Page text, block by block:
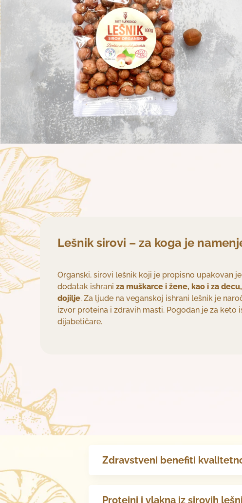
Lešnik sirovi – za koga je
Organski, sirovi lešnik koji je propisno upakovan
dodatak ishrani za muškarce i žene, kao i za
dojilje. Za ljude na veganskoj ishrani lešnik je
izvor proteina i zdravih masti. Pogodan je za keto
dijabetičare.
Zdravstveni benefiti
Proteini i vlakna iz sirovih